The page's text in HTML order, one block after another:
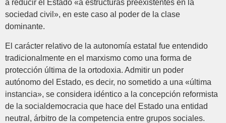
a reducir el Estado «a estructuras preexistentes en la
sociedad civil», en este caso al poder de la clase
dominante.
El carácter relativo de la autonomía estatal fue entendido
tradicionalmente en el marxismo como una forma de
protección última de la ortodoxia. Admitir un poder
autónomo del Estado, es decir, no sometido a una «última
instancia», se considera idéntico a la concepción reformista
de la socialdemocracia que hace del Estado una entidad
neutral, árbitro de la competencia entre grupos sociales.